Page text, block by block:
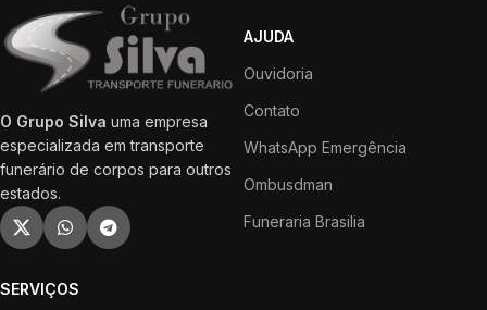
O Grupo Silva uma empresa
especializada em transporte
funerário de corpos para outros
estados.
AJUDA
Ouvidoria
Contato
WhatsApp Emergência
Ombusdman
Funeraria Brasilia
SERVIÇOS